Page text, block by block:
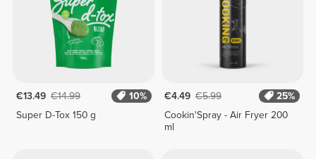
€13.49 €14.99
10%
Super D-Tox 150 g
€4.49 €5.99
25%
Cookin'Spray - Air Fryer 200
ml